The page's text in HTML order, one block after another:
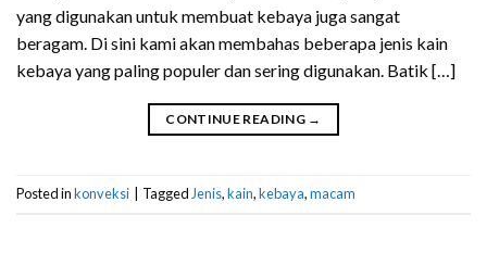
yang digunakan untuk membuat kebaya juga sangat
beragam. Di sini kami akan membahas beberapa jenis kain
kebaya yang paling populer dan sering digunakan. Batik […]
CONTINUE READING →
Posted inkonveksi Tagged Jenis,kain,kebaya,macam